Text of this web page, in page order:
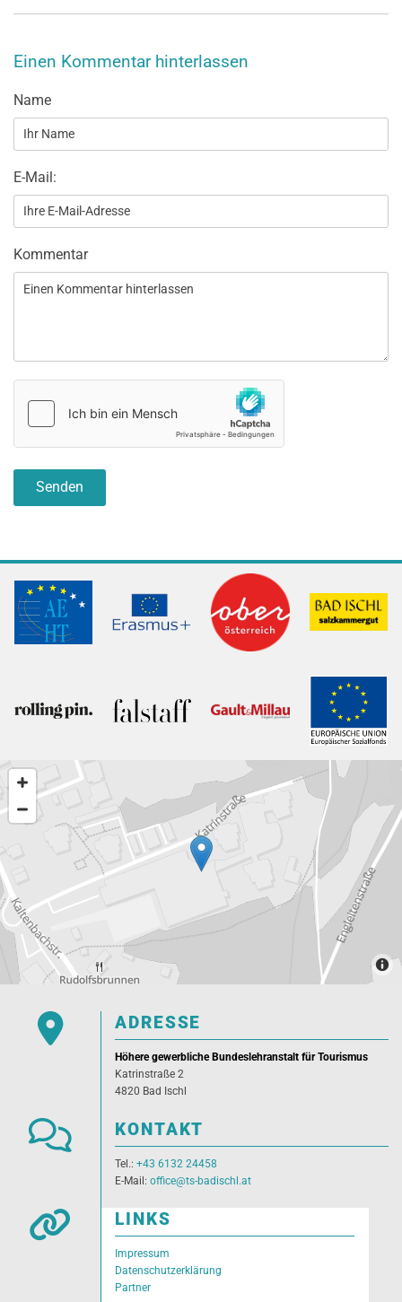
Einen Kommentar hinterlassen
Name
E-Mail:
Kommentar
 ADRESSE
Höhere gewerbliche Bundeslehranstalt für Tourismus
Katrinstraße 2
4820 Bad Ischl
 KONTAKT
Tel.: +43 6132 24458
E-Mail: office@ts-badischl.at
 LINKS
Impressum
Datenschutzerklärung
Partner